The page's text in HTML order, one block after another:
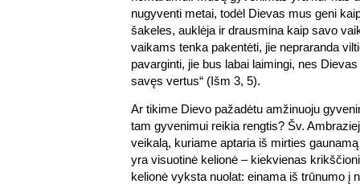
nugyventi metai, todėl Dievas mus geni
šakeles, auklėja ir drausmina kaip savo
vaikams tenka pakentėti, jie nepraranda
pavarginti, jie bus labai laimingi, nes
savęs vertus“ (Išm 3, 5).
Ar tikime Dievo pažadėtu amžinuoju
tam gyvenimui reikia rengtis? Šv.
veikalą, kuriame aptaria iš mirties
yra visuotinė kelionė – kiekvienas
kelionė vyksta nuolat: einama iš trūnumo į